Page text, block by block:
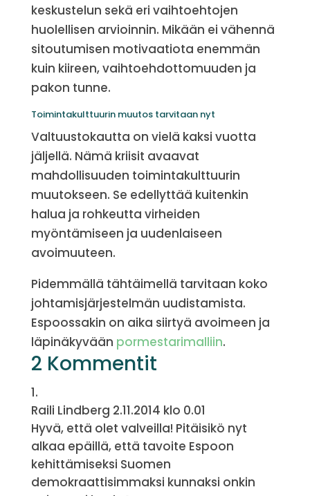
keskustelun sekä eri vaihtoehtojen
huolellisen arvioinnin. Mikään ei vähennä
sitoutumisen motivaatiota enemmän
kuin kiireen, vaihtoehdottomuuden ja
pakon tunne.
Toimintakulttuurin muutos tarvitaan nyt
Valtuustokautta on vielä kaksi vuotta
jäljellä. Nämä kriisit avaavat
mahdollisuuden toimintakulttuurin
muutokseen. Se edellyttää kuitenkin
halua ja rohkeutta virheiden
myöntämiseen ja uudenlaiseen
avoimuuteen.
Pidemmällä tähtäimellä tarvitaan koko
johtamisjärjestelmän uudistamista.
Espoossakin on aika siirtyä avoimeen ja
läpinäkyvään pormestarimalliin.
2 Kommentit
Raili Lindberg 2.11.2014 klo 0.01
Hyvä, että olet valveilla! Pitäisikö nyt
alkaa epäillä, että tavoite Espoon
kehittämiseksi Suomen
demokraattisimmaksi kunnaksi onkin